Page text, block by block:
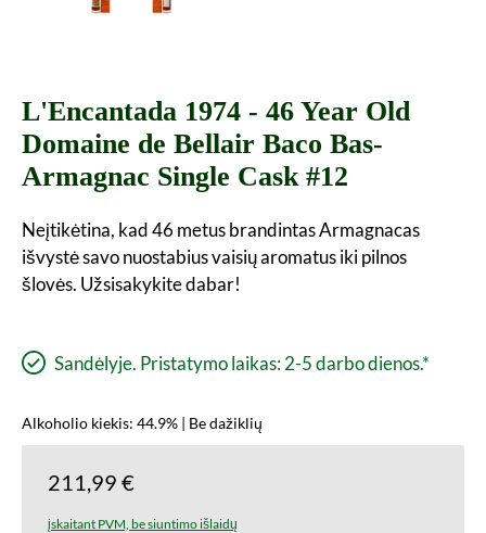
L'Encantada 1974 - 46 Year Old
Domaine de Bellair Baco Bas-
Armagnac Single Cask #12
Neįtikėtina, kad 46 metus brandintas Armagnacas
išvystė savo nuostabius vaisių aromatus iki pilnos
šlovės. Užsisakykite dabar!
Sandėlyje. Pristatymo laikas: 2-5 darbo dienos.*
Alkoholio kiekis: 44.9% | Be dažiklių
211,99 €
įskaitant PVM, be siuntimo išlaidų